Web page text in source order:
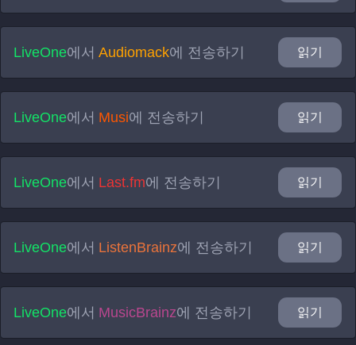
LiveOne에서Audiomack에 전송하기 읽기
LiveOne에서 Musi에 전송하기 읽기
LiveOne에서 Last.fm에 전송하기 읽기
LiveOne에서 ListenBrainz에 전송하기 읽기
LiveOne에서 MusicBrainz에 전송하기 읽기